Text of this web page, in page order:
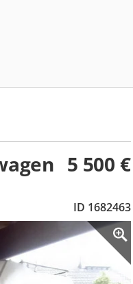
5 500 €
ID 1682463